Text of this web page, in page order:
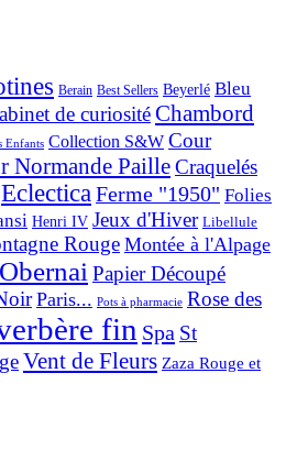
Berain Best Sellers Beyerlé Bleu
de curiositéChambord
Enfants Collection S&W Cour
Normande PailleCraquelés
EclecticaFerme "1950" Folies
Henri IV Jeux d'Hiver Libellule
RougeMontée à l'Alpage
ObernaiPapier Découpé
Paris... Pots à pharmacie Rose des
fin Spa St
Vent de Fleurs Zaza Rouge et